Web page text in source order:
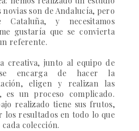
novias son de Andalucía, pero
y necesitamos
gustaría que se convierta
referente.
creativa, junto al equipo de
se encarga de hacer la
eligen y realizan las
es un proceso complicado.
realizado tiene sus frutos,
los resultados en todo lo que
colección.